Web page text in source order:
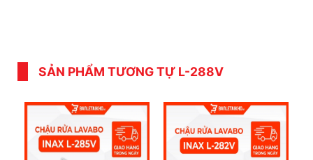
SẢN PHẨM TƯƠNG TỰ L-288V